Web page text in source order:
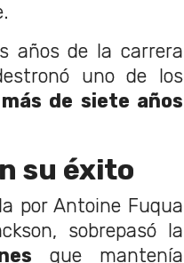
años de la carrera
uno de los
de siete años
su éxito
por Antoine Fuqua
sobrepasó la
que mantenía